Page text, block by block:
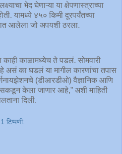
भेद घेणाऱ्या या क्षेपणास्त्राच्या
यामध्ये ४५० किमी दूरपर्यंतच्या
आलेला जो अपयशी ठरला.
काळामध्येच ते पडलं. सोमवारी
असं का घडलं या मागील कारणांचा तपास
(डीआरडीओ) वैज्ञानिक आणि
केला जाणार आहे,” अशी माहिती
दिली.
1 टिप्पणी: